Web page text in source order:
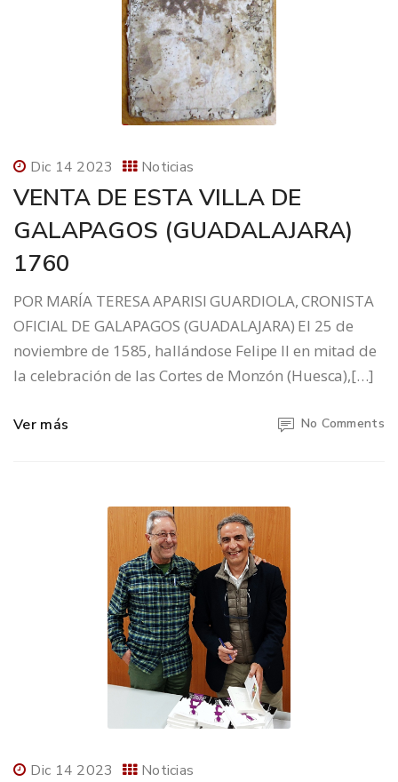
Dic 14 2023 Noticias
VENTA DE ESTA VILLA DE
GALAPAGOS (GUADALAJARA)
1760
POR MARÍA TERESA APARISI GUARDIOLA, CRONISTA
OFICIAL DE GALAPAGOS (GUADALAJARA) El 25 de
noviembre de 1585, hallándose Felipe II en mitad de
la celebración de las Cortes de Monzón (Huesca),[…]
Ver más No Comments
Dic 14 2023 Noticias